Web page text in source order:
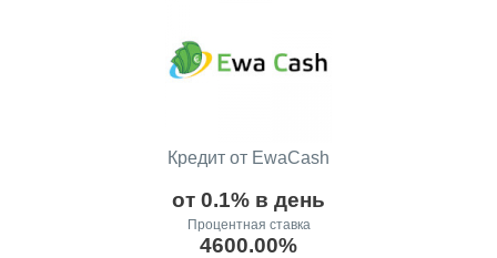
Кредит от EwaCash
от 0.1% в день
Процентная ставка
4600.00%